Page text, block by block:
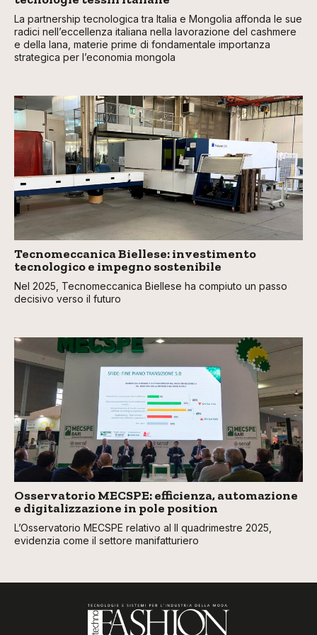
La partnership tecnologica tra Italia e Mongolia affonda le sue
radici nell’eccellenza italiana nella lavorazione del cashmere
e della lana, materie prime di fondamentale importanza
strategica per l’economia mongola
Tecnomeccanica Biellese: investimento
tecnologico e impegno sostenibile
Nel 2025, Tecnomeccanica Biellese ha compiuto un passo
decisivo verso il futuro
Osservatorio MECSPE: efficienza, automazione
e digitalizzazione in pole position
L’Osservatorio MECSPE relativo al II quadrimestre 2025,
evidenzia come il settore manifatturiero